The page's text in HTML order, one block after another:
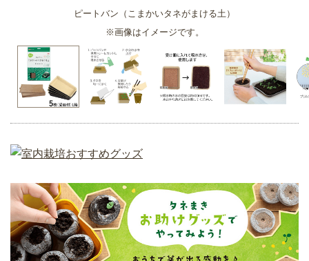
ピートバン（こまかいタネがまける土）
※画像はイメージです。